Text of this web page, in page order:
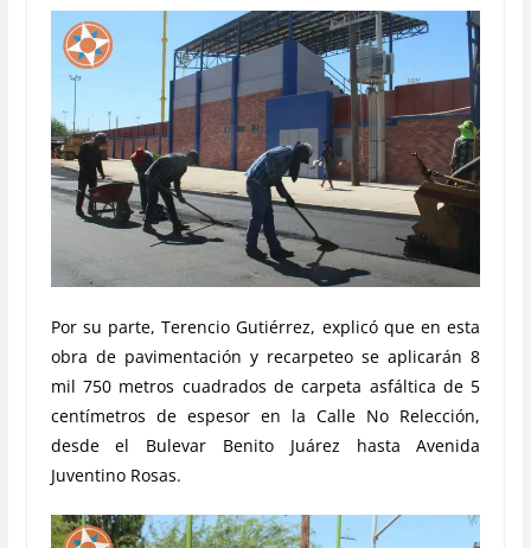
Por su parte, Terencio Gutiérrez, explicó que en esta
obra de pavimentación y recarpeteo se aplicarán 8
mil 750 metros cuadrados de carpeta asfáltica de 5
centímetros de espesor en la Calle No Relección,
desde el Bulevar Benito Juárez hasta Avenida
Juventino Rosas.